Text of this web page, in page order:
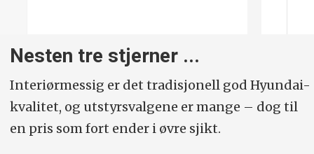
fartsholder prioriteres alltid, generelt
også den mest avanserte lys­
teknologien. Henger­feste er inkludert fra
kompaktklassen og oppover. Kan bilene
Nesten tre stjerner ...
Interiørmessig er det tradisjonell god Hyundai-
kvalitet, og utstyrsvalgene er mange – dog til
en pris som fort ender i øvre sjikt.